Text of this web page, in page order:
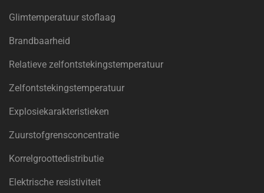
Glimtemperatuur stoflaag
Brandbaarheid
Relatieve zelfontstekingstemperatuur
Zelfontstekingstemperatuur
Explosiekarakteristieken
Zuurstofgrensconcentratie
Korrelgroottedistributie
Elektrische resistiviteit